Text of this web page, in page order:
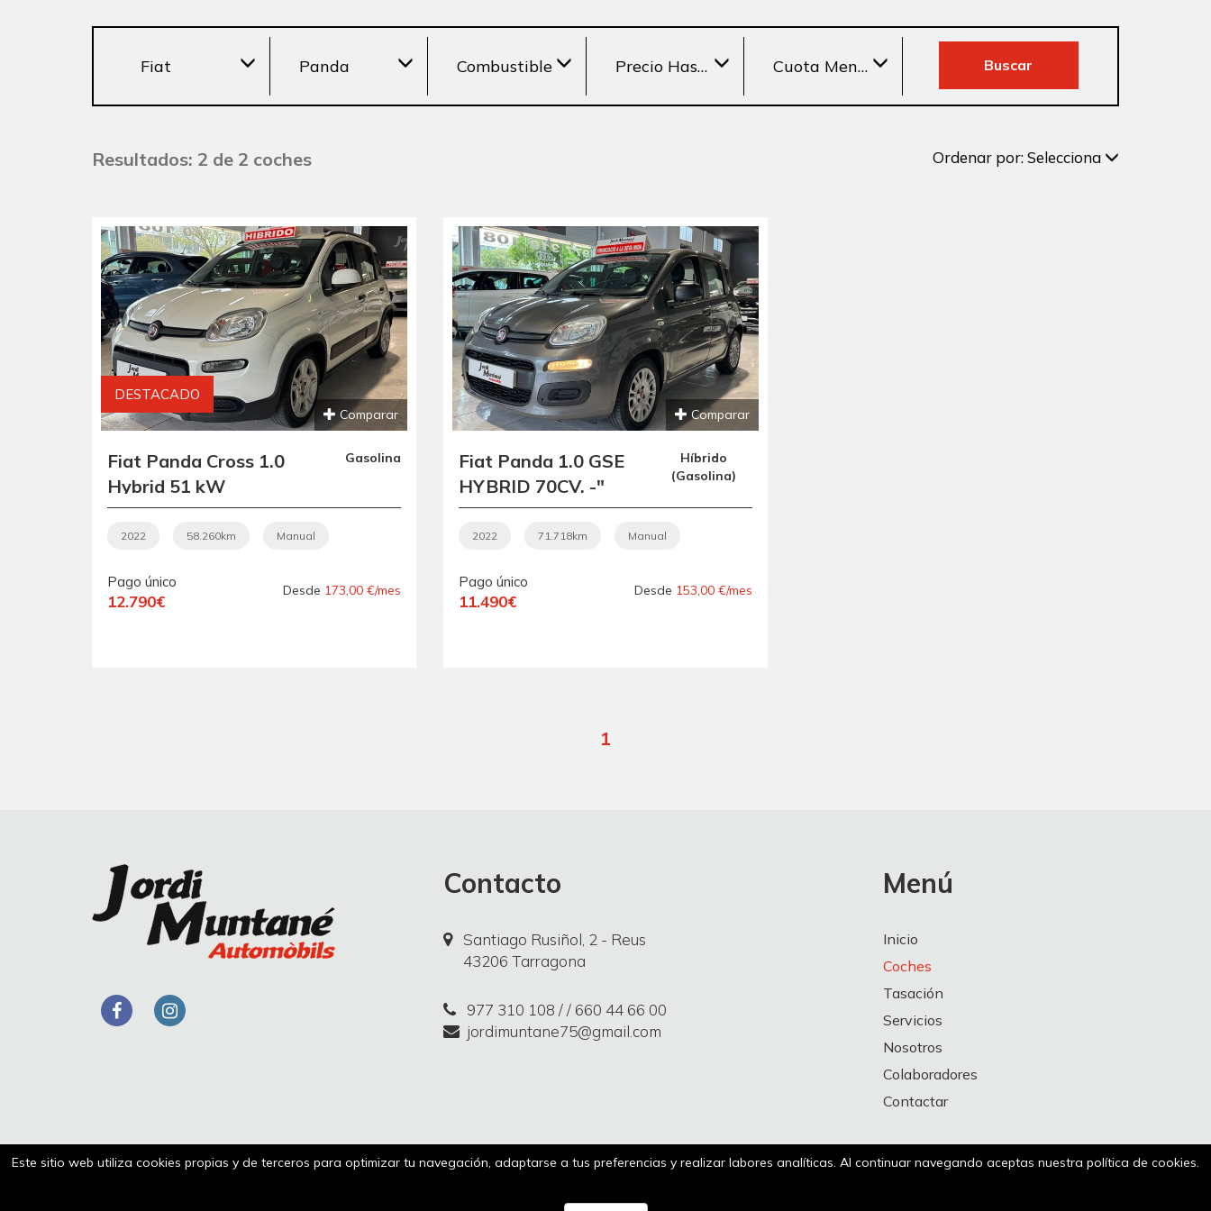
Fiat Panda Combustible Precio Hasta Cuota Mensual Hasta Buscar
Resultados: 2 de 2 coches Ordenar por:Selecciona
DESTACADO
Comparar
Fiat Panda Cross 1.0
Hybrid 51 kW
Gasolina
2022 58.260km Manual
Pago único
12.790€
Desde 173,00 €/mes
Comparar
Fiat Panda 1.0 GSE
HYBRID 70CV. -"
IMPECABLE ".-" BAJO
CONSUMO ".- "
GARANTÍA CON
COBERTURA
Híbrido
(Gasolina)
2022 71.718km Manual
Pago único
11.490€
Desde 153,00 €/mes
1
Contacto
Santiago Rusiñol, 2 - Reus
43206 Tarragona
977 310 108 / / 660 44 66 00
jordimuntane75@gmail.com
Menú
Inicio
Coches
Tasación
Servicios
Nosotros
Colaboradores
Contactar
Este sitio web utiliza cookies propias y de terceros para optimizar tu navegación, adaptarse a tus preferencias y realizar labores analíticas. Al continuar navegando aceptas nuestra política de cookies.